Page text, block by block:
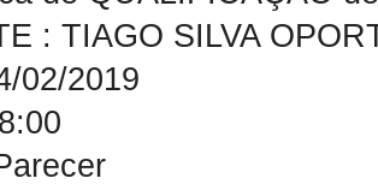
: TIAGO SILVA
02/2019